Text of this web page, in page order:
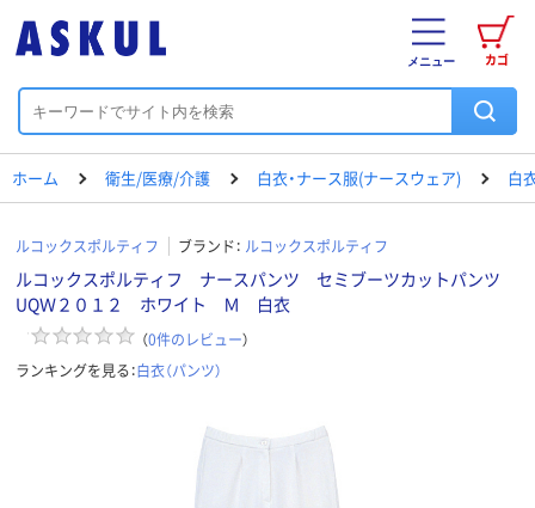
カゴ
メニュー
ホーム 衛生/医療/介護 白衣・ナース服(ナースウェア) 白
ルコックスポルティフ ブランド： ルコックスポルティフ
ルコックスポルティフ ナースパンツ セミブーツカットパンツ
UQＷ２０１２ ホワイト Ｍ 白衣
（0件のレビュー）
ランキングを見る：白衣（パンツ）